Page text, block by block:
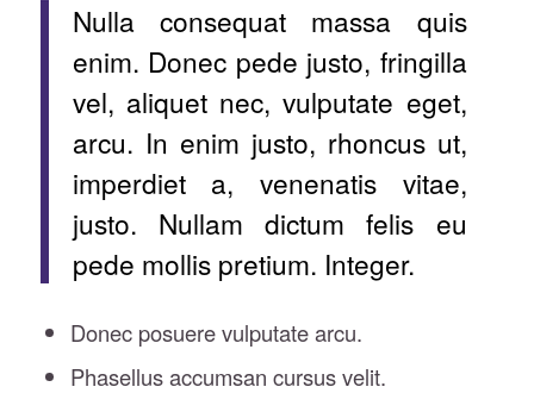
Nulla consequat massa quis
enim. Donec pede justo, fringilla
vel, aliquet nec, vulputate eget,
arcu. In enim justo, rhoncus ut,
imperdiet a, venenatis vitae,
justo. Nullam dictum felis eu
pede mollis pretium. Integer.
Donec posuere vulputate arcu.
Phasellus accumsan cursus velit.